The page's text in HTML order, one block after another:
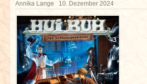
BERICHTE
VERLOSUNGEN
INTERVIEWS
Annika Lange 10. Dezember 2024